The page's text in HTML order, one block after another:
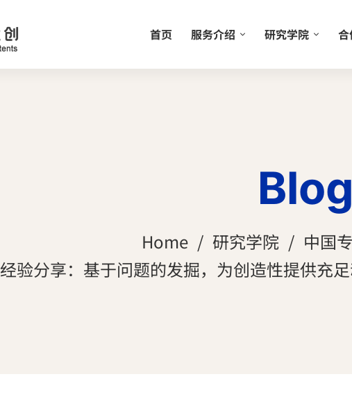
首页 服务介绍 研究学院
Blog
Home 研究学院
中国
经验分享：基于问题的发掘，为创造性提供